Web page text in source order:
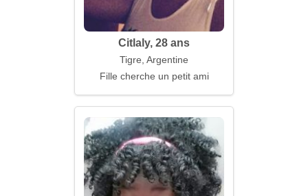
Citlaly, 28 ans
Tigre, Argentine
Fille cherche un petit ami